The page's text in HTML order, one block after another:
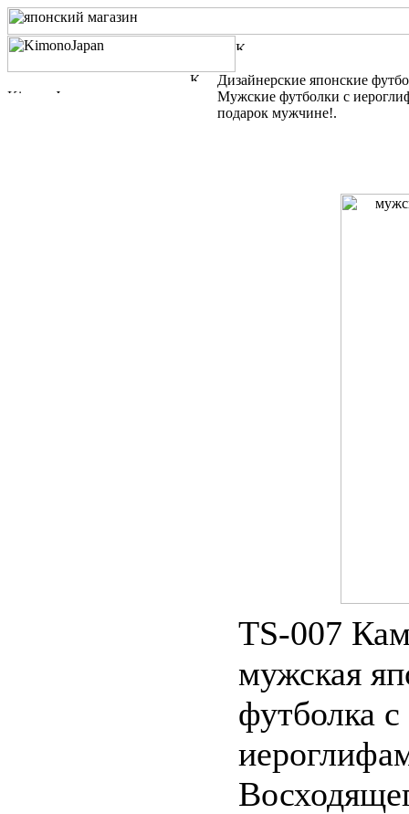
Дизайнерские японские
Мужские футболки с
подарок мужчине!.
TS-007
мужская
футболка